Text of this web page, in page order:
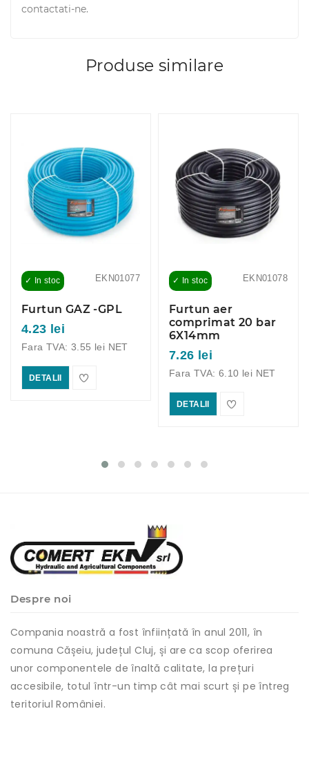
contactati-ne.
Produse similare
EKN01077
✓ In stoc
Furtun GAZ -GPL
4.23 lei
Fara TVA: 3.55 lei NET
DETALII
EKN01078
✓ In stoc
Furtun aer
comprimat 20 bar
6X14mm
7.26 lei
Fara TVA: 6.10 lei NET
DETALII
Despre noi
Compania noastră a fost înființată în anul 2011, în
comuna Cășeiu, județul Cluj, și are ca scop oferirea
unor componentele de înaltă calitate, la prețuri
accesibile, totul într-un timp cât mai scurt și pe întreg
teritoriul României.